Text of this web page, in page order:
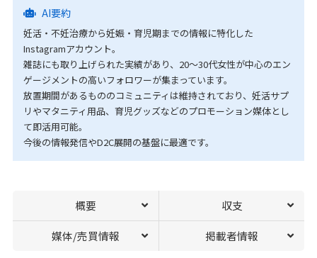
AI要約
妊活・不妊治療から妊娠・育児期までの情報に特化した
Instagramアカウント。
雑誌にも取り上げられた実績があり、20〜30代女性が中心のエン
ゲージメントの高いフォロワーが集まっています。
放置期間があるもののコミュニティは維持されており、妊活サプ
リやマタニティ用品、育児グッズなどのプロモーション媒体とし
て即活用可能。
今後の情報発信やD2C展開の基盤に最適です。
概要 収支
媒体/売買情報 掲載者情報